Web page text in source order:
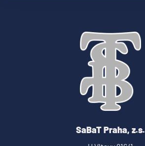
SaBaT Praha, z.s.